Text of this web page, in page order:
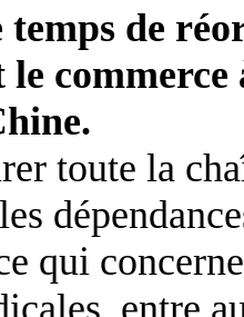
de
le
toute la
qui
entre